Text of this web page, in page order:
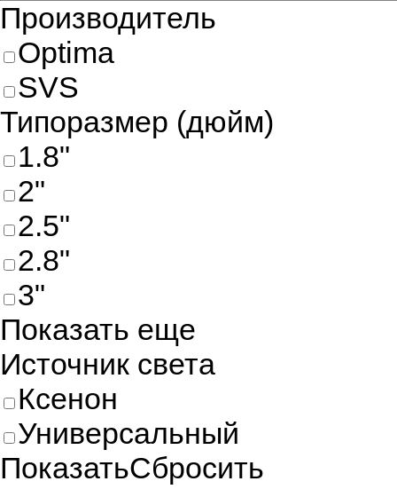
Производитель
Optima
SVS
Типоразмер (дюйм)
1.8"
2"
2.5"
2.8"
3"
Показать еще
Источник света
Ксенон
Универсальный
ПоказатьСбросить